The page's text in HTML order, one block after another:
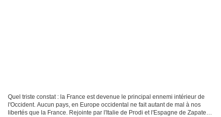
Quel triste constat : la France est devenue le principal ennemi intérieur de
l'Occident. Aucun pays, en Europe occidental ne fait autant de mal à nos
libertés que la France. Rejointe par l'Italie de Prodi et l'Espagne de Zapatero,